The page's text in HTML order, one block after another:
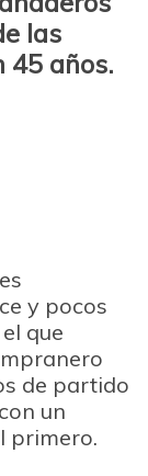
las
45 años.
y pocos
que
de partido
un
primero.